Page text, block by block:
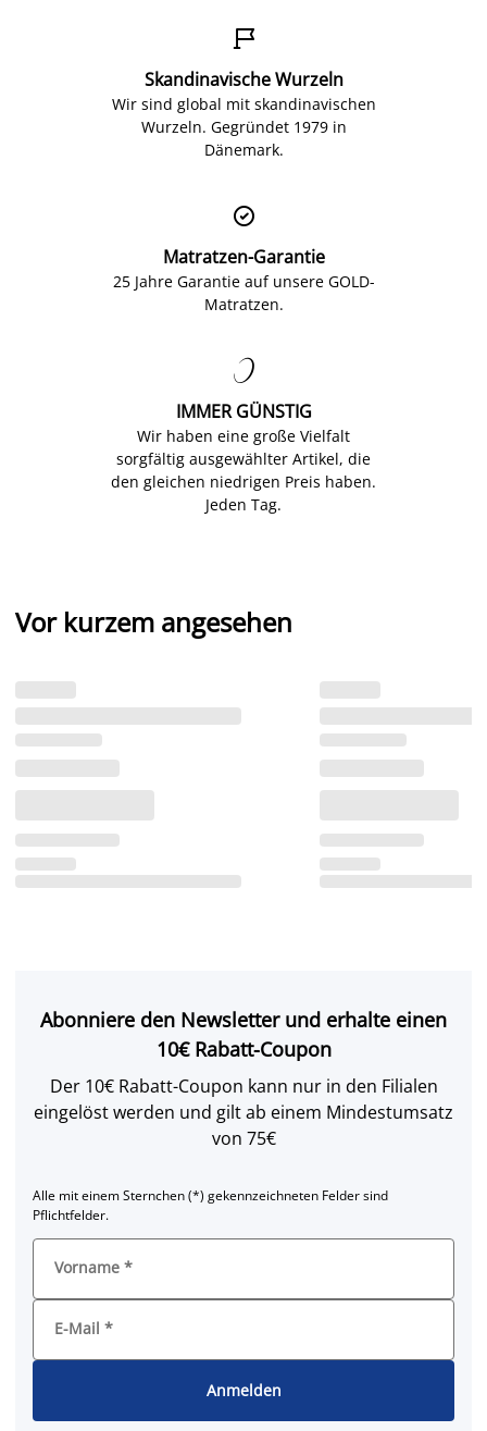

Skandinavische Wurzeln
Wir sind global mit skandinavischen
Wurzeln. Gegründet 1979 in
Dänemark.

Matratzen-Garantie
25 Jahre Garantie auf unsere GOLD-
Matratzen.

IMMER GÜNSTIG
Wir haben eine große Vielfalt
sorgfältig ausgewählter Artikel, die
den gleichen niedrigen Preis haben.
Jeden Tag.
Vor kurzem angesehen
Abonniere den Newsletter und erhalte einen
10€ Rabatt-Coupon
Der 10€ Rabatt-Coupon kann nur in den Filialen
eingelöst werden und gilt ab einem Mindestumsatz
von 75€
Alle mit einem Sternchen (*) gekennzeichneten Felder sind
Pflichtfelder.
Vorname *
E-Mail *
Anmelden